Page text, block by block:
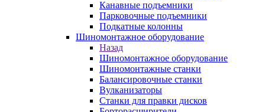
Канавные подъемники
Парковочные подъемники
Подкатные колонны
Шиномонтажное оборудование
Назад
Шиномонтажное оборудование
Шиномонтажные станки
Балансировочные станки
Вулканизаторы
Станки для правки дисков